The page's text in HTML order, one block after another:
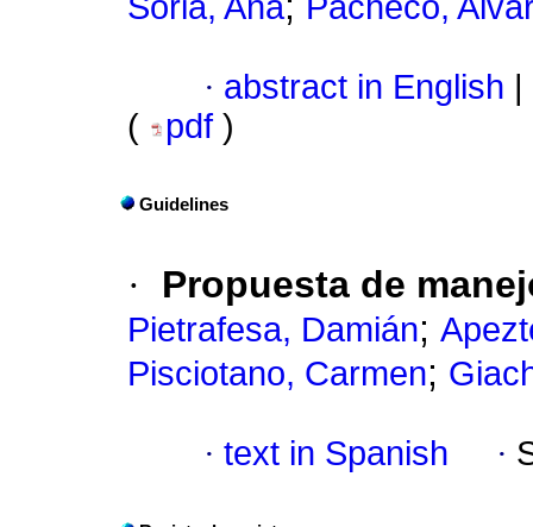
· abstract in English
(
pdf )
Guidelines
· Propuesta de
Pietrafesa, Damián;
Pisciotano, Carmen;
· text in Spanish ·